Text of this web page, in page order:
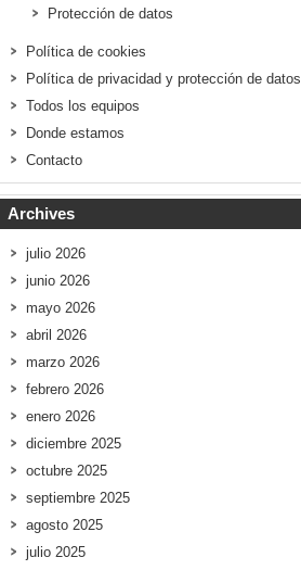
Protección de datos
Política de cookies
Política de privacidad y protección de datos
Todos los equipos
Donde estamos
Contacto
Archives
julio 2026
junio 2026
mayo 2026
abril 2026
marzo 2026
febrero 2026
enero 2026
diciembre 2025
octubre 2025
septiembre 2025
agosto 2025
julio 2025